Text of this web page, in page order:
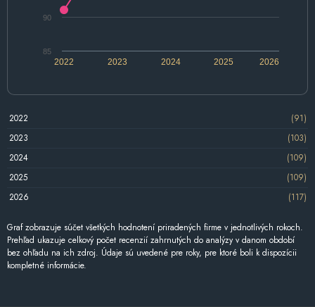
2022 2024 2026
2023 2025
85
90
2022
(91)
2023
(103)
2024
(109)
2025
(109)
2026
(117)
Graf zobrazuje súčet všetkých hodnotení priradených firme v jednotlivých rokoch.
Prehľad ukazuje celkový počet recenzií zahrnutých do analýzy v danom období
bez ohľadu na ich zdroj. Údaje sú uvedené pre roky, pre ktoré boli k dispozícii
kompletné informácie.